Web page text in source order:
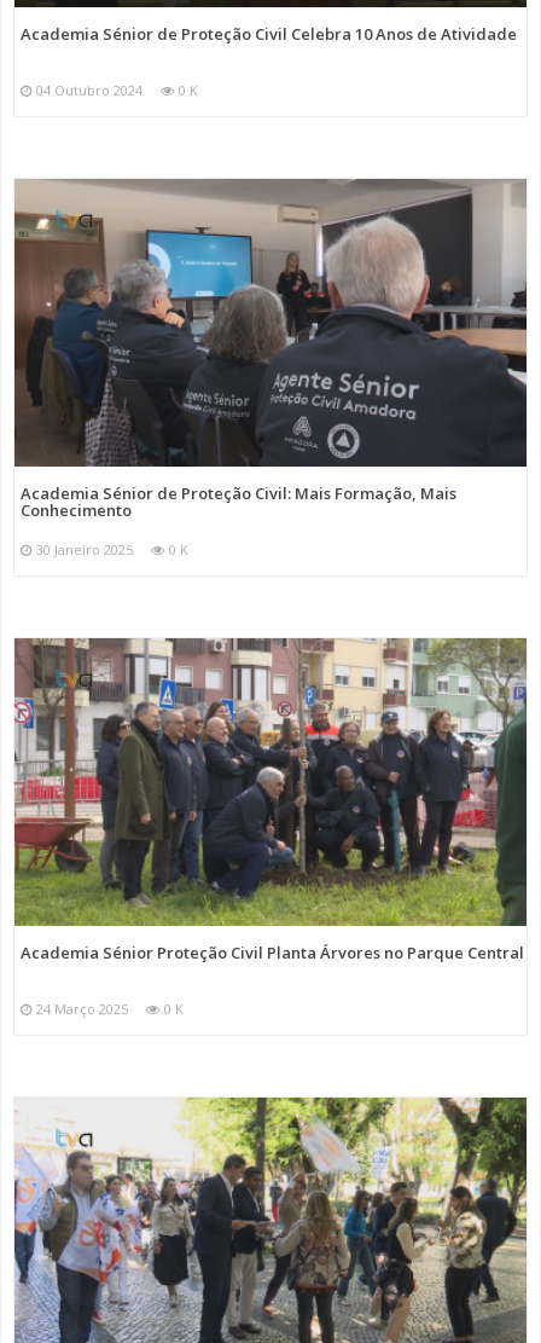
Academia Sénior de Proteção Civil Celebra 10 Anos de Atividade
04 Outubro 2024 0 K
Academia Sénior de Proteção Civil: Mais Formação, Mais
Conhecimento
30 Janeiro 2025 0 K
Academia Sénior Proteção Civil Planta Árvores no Parque Central
24 Março 2025 0 K